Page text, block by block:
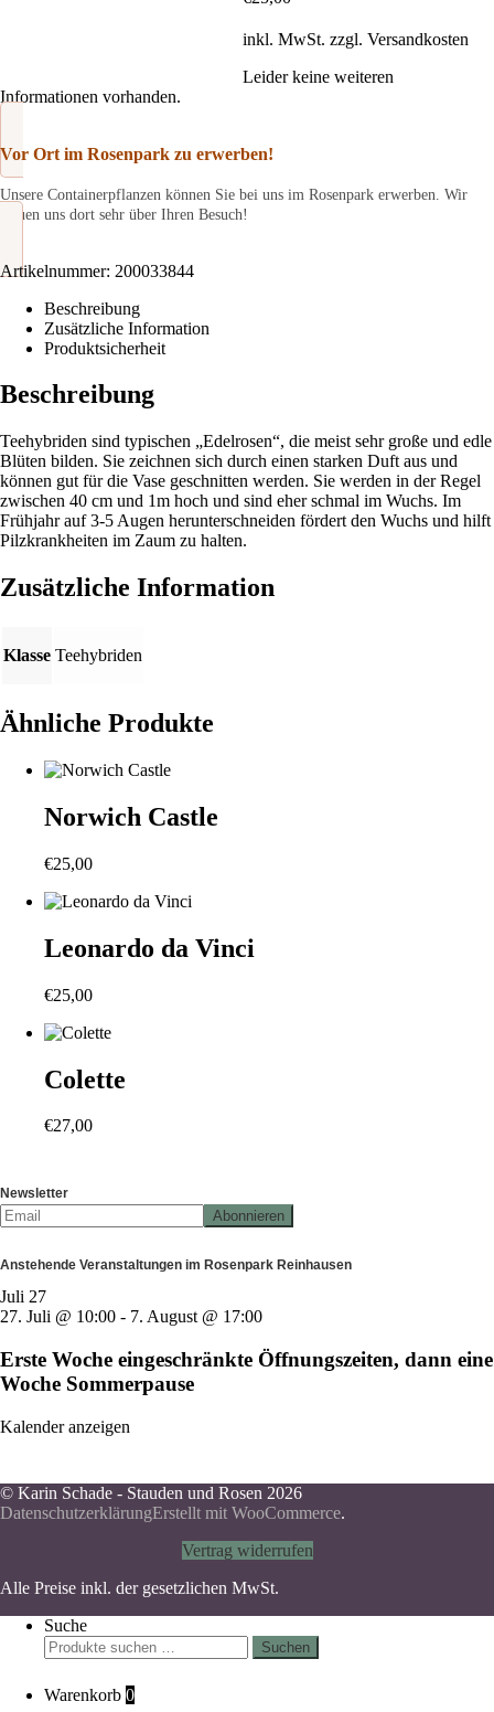
inkl. MwSt. zzgl.Versandkosten
Leider keine weiteren
Informationen vorhanden.
Vor Ort im Rosenpark zu erwerben!
Unsere Containerpflanzen können Sie bei uns im Rosenpark erwerben. Wir
freuen uns dort sehr über Ihren Besuch!
Artikelnummer: 200033844
Beschreibung
Zusätzliche Information
Produktsicherheit
Beschreibung
Teehybriden sind typischen „Edelrosen“, die meist sehr große und edle
Blüten bilden. Sie zeichnen sich durch einen starken Duft aus und
können gut für die Vase geschnitten werden. Sie werden in der Regel
zwischen 40 cm und 1m hoch und sind eher schmal im Wuchs. Im
Frühjahr auf 3-5 Augen herunterschneiden fördert den Wuchs und hilft
Pilzkrankheiten im Zaum zu halten.
Zusätzliche Information
Klasse Teehybriden
Ähnliche Produkte
Norwich Castle
€25,00
Leonardo da Vinci
€25,00
Colette
€27,00
Newsletter
Anstehende Veranstaltungen im Rosenpark Reinhausen
Juli 27
27. Juli @ 10:00 - 7. August @ 17:00
Erste Woche eingeschränkte Öffnungszeiten, dann eine
Woche Sommerpause
Kalender anzeigen
© Karin Schade - Stauden und Rosen 2026
DatenschutzerklärungErstellt mit WooCommerce.
Vertrag widerrufen
Alle Preise inkl. der gesetzlichen MwSt.
Suche
Suchen
nach:
Suchen
Warenkorb 0